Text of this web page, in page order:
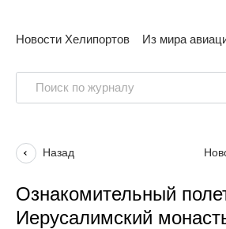
Новости Хелипортов Из мира
Назад
Ознакомительный
Иерусалимский